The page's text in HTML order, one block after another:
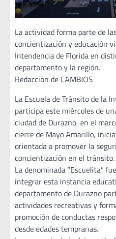
La actividad forma parte de
concientización y educación
Intendencia de Florida en
departamento y la región.
Redacción de CAMBIOS
La Escuela de Tránsito de la
participa este miércoles de
ciudad de Durazno, en el
cierre de Mayo Amarillo,
orientada a promover la
concientización en el tránsito.
La denominada “Escuelita”
integrar esta instancia
departamento de Durazno
actividades recreativas y
promoción de conductas
desde edades tempranas.